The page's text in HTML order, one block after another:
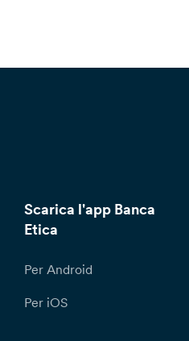
Scarica l'app Banca
Etica
Per Android
Per iOS